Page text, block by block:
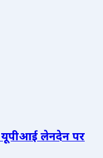
यूपीआई लेनदेन पर